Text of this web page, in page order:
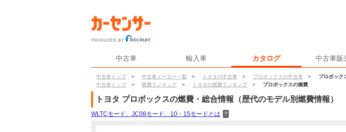
中古車 輸入車 カタログ 中古車販
中古車トップ > 中古車メーカー一覧 > トヨタの中古車 > プロボックスの中古車 >
プロボック
中古車トップ
> 燃費ランキング > トヨタの燃費ランキング > プロボックスの燃費
トヨタ プロボックスの燃費・総合情報（歴代のモデル別燃費情報）
WLTCモード、JC08モード、10・15モードとは ？